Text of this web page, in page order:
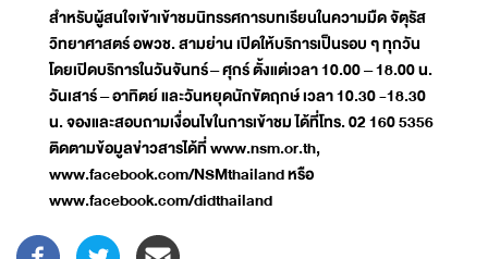
สำหรับผู้สนใจเข้าเข้าชมนิทรรศการบทเรียนในความมืด จัตุรัส
วิทยาศาสตร์ อพวช. สามย่าน เปิดให้บริการเป็นรอบ ๆ ทุกวัน
โดยเปิดบริการในวันจันทร์– ศุกร์ ตั้งแต่เวลา 10.00 – 18.00 น.
วันเสาร์ – อาทิตย์ และวันหยุดนักขัตฤกษ์ เวลา 10.30 -18.30
น. จองและสอบถามเงื่อนไขในการเข้าชม ได้ที่โทร. 02 160 5356
ติดตามข้อมูลข่าวสารได้ที่ www.nsm.or.th,
www.facebook.com/NSMthailand หรือ
www.facebook.com/didthailand